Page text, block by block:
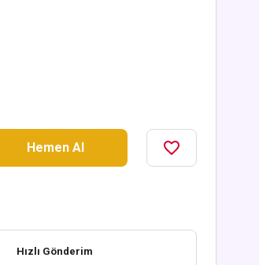
Hemen Al
Hızlı Gönderim